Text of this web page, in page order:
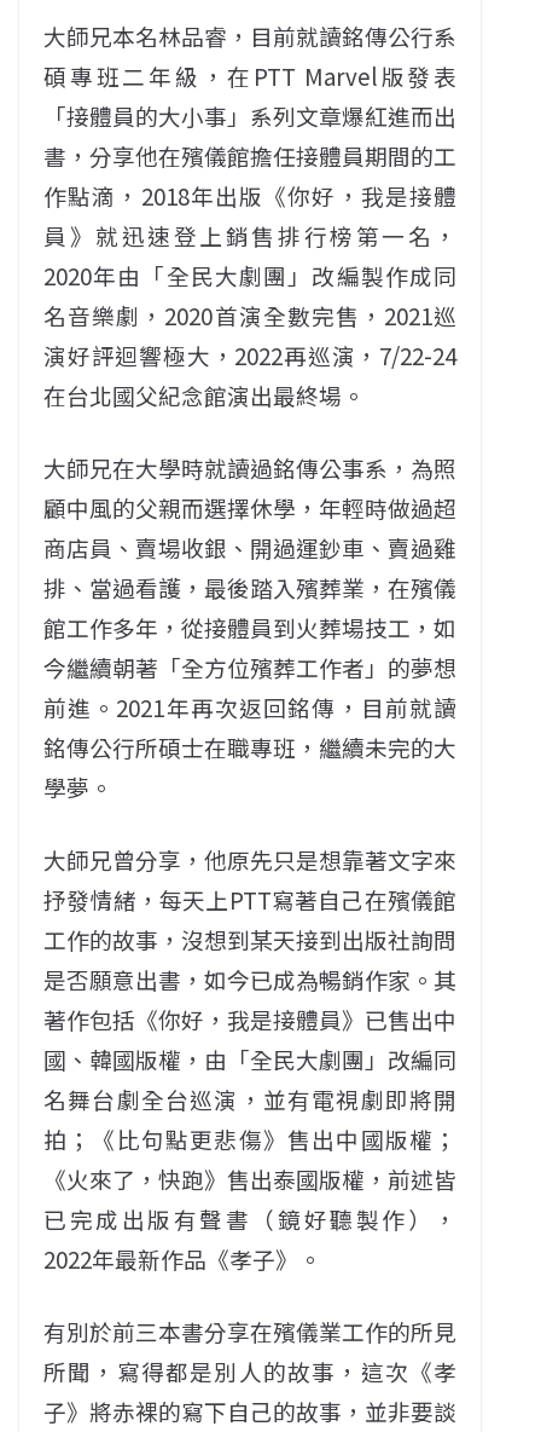
大師兄本名林品睿，目前就讀銘傳公行系
碩專班二年級，在PTT Marvel版發表
「接體員的大小事」系列文章爆紅進而出
書，分享他在殯儀館擔任接體員期間的工
作點滴，2018年出版《你好，我是接體
員》就迅速登上銷售排行榜第一名，
2020年由「全民大劇團」改編製作成同
名音樂劇，2020首演全數完售，2021巡
演好評迴響極大，2022再巡演，7/22-24
在台北國父紀念館演出最終場。
大師兄在大學時就讀過銘傳公事系，為照
顧中風的父親而選擇休學，年輕時做過超
商店員、賣場收銀、開過運鈔車、賣過雞
排、當過看護，最後踏入殯葬業，在殯儀
館工作多年，從接體員到火葬場技工，如
今繼續朝著「全方位殯葬工作者」的夢想
前進。2021年再次返回銘傳，目前就讀
銘傳公行所碩士在職專班，繼續未完的大
學夢。
大師兄曾分享，他原先只是想靠著文字來
抒發情緒，每天上PTT寫著自己在殯儀館
工作的故事，沒想到某天接到出版社詢問
是否願意出書，如今已成為暢銷作家。其
著作包括《你好，我是接體員》已售出中
國、韓國版權，由「全民大劇團」改編同
名舞台劇全台巡演，並有電視劇即將開
拍；《比句點更悲傷》售出中國版權；
《火來了，快跑》售出泰國版權，前述皆
已完成出版有聲書（鏡好聽製作），
2022年最新作品《孝子》。
有別於前三本書分享在殯儀業工作的所見
所聞，寫得都是別人的故事，這次《孝
子》將赤裸的寫下自己的故事，並非要談